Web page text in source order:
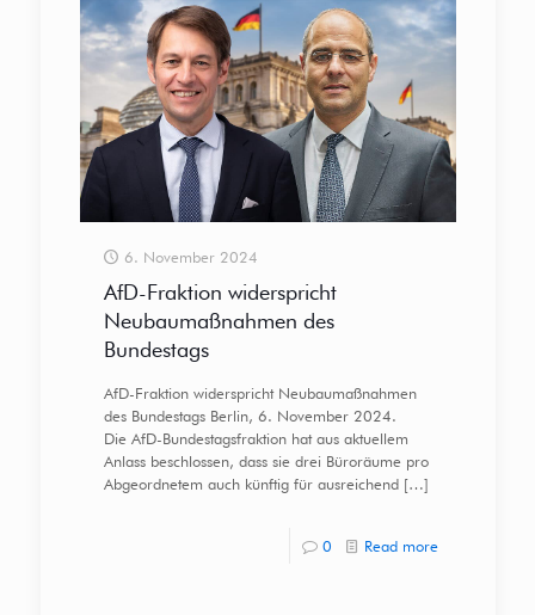
6. November 2024
AfD-Fraktion widerspricht
Neubaumaßnahmen des
Bundestags
AfD-Fraktion widerspricht Neubaumaßnahmen
des Bundestags Berlin, 6. November 2024.
Die AfD-Bundestagsfraktion hat aus aktuellem
Anlass beschlossen, dass sie drei Büroräume pro
Abgeordnetem auch künftig für ausreichend[…]
0 Read more